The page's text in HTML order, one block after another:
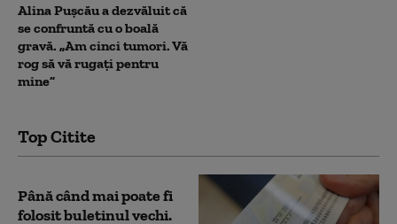
Alina Pușcău a dezvăluit că
se confruntă cu o boală
gravă. „Am cinci tumori. Vă
rog să vă rugați pentru
mine”
Top Citite
Până când mai poate fi
folosit buletinul vechi.